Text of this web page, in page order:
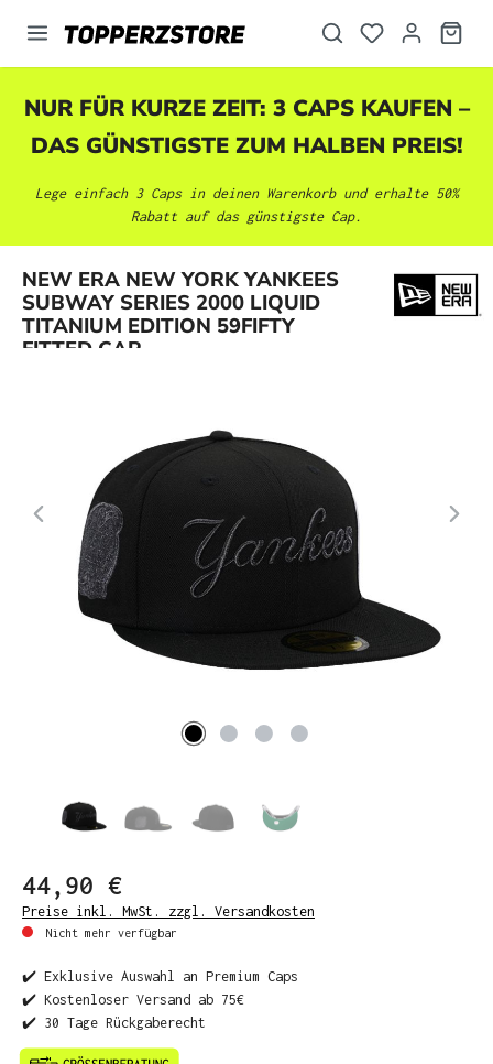
springen
NUR FÜR KURZE ZEIT: 3 CAPS KAUFEN –
DAS GÜNSTIGSTE ZUM HALBEN PREIS!
Lege einfach 3 Caps in deinen Warenkorb und erhalte 50%
Rabatt auf das günstigste Cap.
NEW ERA NEW YORK YANKEES
SUBWAY SERIES 2000 LIQUID
TITANIUM EDITION 59FIFTY
FITTED CAP
Bildergalerie überspringen
44,90 €
Preise inkl. MwSt. zzgl. Versandkosten
Nicht mehr verfügbar
✔️ Exklusive Auswahl an Premium Caps
✔️ Kostenloser Versand ab 75€
✔️ 30 Tage Rückgaberecht